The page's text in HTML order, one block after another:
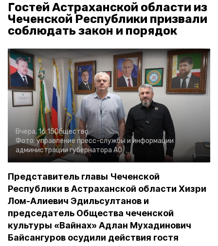
Гостей Астраханской области из
Чеченской Республики призвали
соблюдать закон и порядок
Вчера, 16:15Общество
Фото: управление пресс-службы и информации
администрации губернатора АО
Представитель главы Чеченской
Республики в Астраханской области Хизри
Лом-Алиевич Эдильсултанов и
председатель Общества чеченской
культуры «Вайнах» Адлан Мухадинович
Байсангуров осудили действия гостя